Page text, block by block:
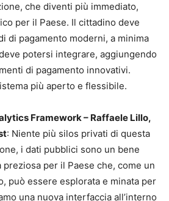
che diventi più immediato,
per il Paese. Il cittadino deve
di pagamento moderni, a minima
potersi integrare, aggiungendo
di pagamento innovativi.
più aperto e flessibile.
Framework – Raffaele Lillo,
: Niente più silos privati di questa
i dati pubblici sono un bene
per il Paese che, come un
può essere esplorata e minata per
una nuova interfaccia all’interno